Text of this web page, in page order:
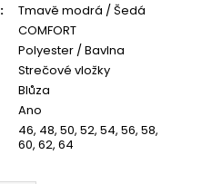
:
Tmavě modrá / Šedá
COMFORT
Polyester / Bavlna
Strečové vložky
Blůza
Ano
46, 48, 50, 52, 54, 56, 58,
60, 62, 64